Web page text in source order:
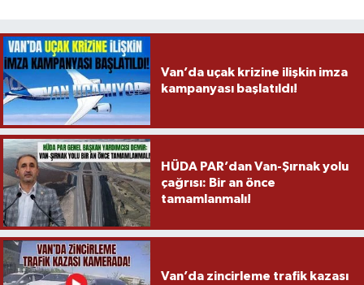
Van’da uçak krizine ilişkin imza
kampanyası başlatıldı!
HÜDA PAR’dan Van-Şırnak yolu
çağrısı: Bir an önce
tamamlanmalı!
Van’da zincirleme trafik kazası